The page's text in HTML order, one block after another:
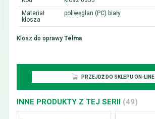
Materiał
klosza
poliwęglan (PC) biały
Klosz do oprawy Telma
PRZEJDŻ DO SKLEPU ON-LINE
INNE PRODUKTY Z TEJ SERII (49)